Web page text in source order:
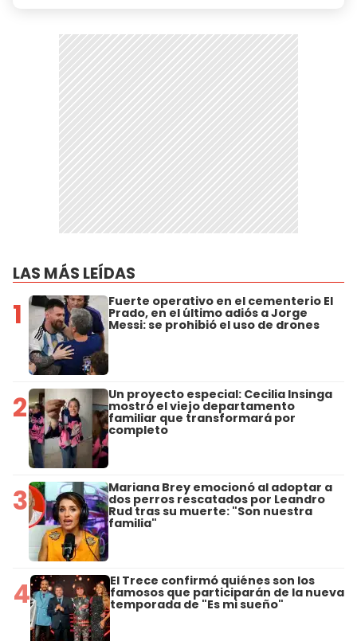
LAS MÁS LEÍDAS
1 Fuerte operativo en el cementerio El
Prado, en el último adiós a Jorge
Messi: se prohibió el uso de drones
2 Un proyecto especial: Cecilia Insinga
mostró el viejo departamento
familiar que transformará por
completo
3 Mariana Brey emocionó al adoptar a
dos perros rescatados por Leandro
Rud tras su muerte: "Son nuestra
familia"
4 El Trece confirmó quiénes son los
famosos que participarán de la nueva
temporada de "Es mi sueño"